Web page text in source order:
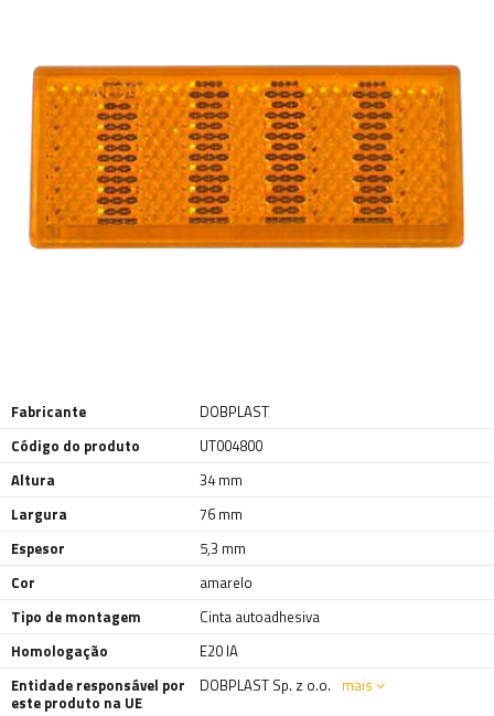
Fabricante
DOBPLAST
Código do produto
UT004800
Altura
34 mm
Largura
76 mm
Espesor
5,3 mm
Cor
amarelo
Tipo de montagem
Cinta autoadhesiva
Homologação
E20 IA
Entidade responsável por
este produto na UE
DOBPLAST Sp. z o.o. mais